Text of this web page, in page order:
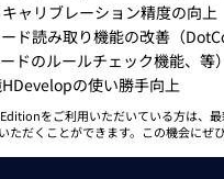
ャリブレーション精度の向上
ド読み取り機能の改善（
ドのルールチェック機能、等）
HDevelopの使い勝手向上
をご利用いただいている方は、
ただくことができます。この機会にぜ